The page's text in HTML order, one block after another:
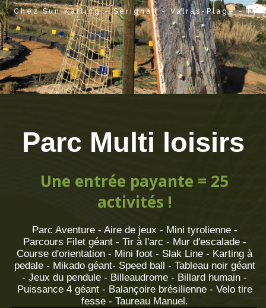
Chez Sun Karting - Sérignan - Valras-Plage -
Parc Multi loisirs
Une entrée payante = 25
activités !
Parc Aventure - Aire de jeux - Mini tyrolienne -
Parcours Filet géant - Tir à l'arc - Mur d'escalade -
Course d'orientation - Mini foot - Slak Line - Karting à
pedale - Mikado géant- Speed ball - Tableau noir géant
- Jeux du pendule - Billeaudrome - Billard humain -
Puissance 4 géant - Balançoire brésilienne - Velo tire
fesse - Taureau Manuel.